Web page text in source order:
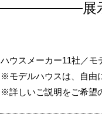
展
ハウスメーカー11社／モ
※モデルハウスは、自由
※詳しいご説明をご希望